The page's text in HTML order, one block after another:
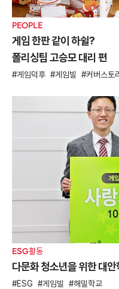
PEOPLE
게임 한판 같이 하쉴?
폴리싱팀 고승모 대리 편
게임덕후 게임빌 커버스토
ESG활동
다문화 청소년을 위한 대안
ESG 게임빌 해밀학교